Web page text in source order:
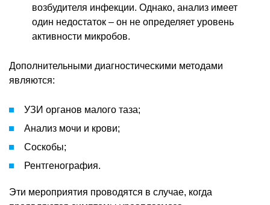
возбудителя инфекции. Однако, анализ имеет
один недостаток – он не определяет уровень
активности микробов.
Дополнительными диагностическими методами
являются:
УЗИ органов малого таза;
Анализ мочи и крови;
Соскобы;
Рентгенография.
Эти мероприятия проводятся в случае, когда